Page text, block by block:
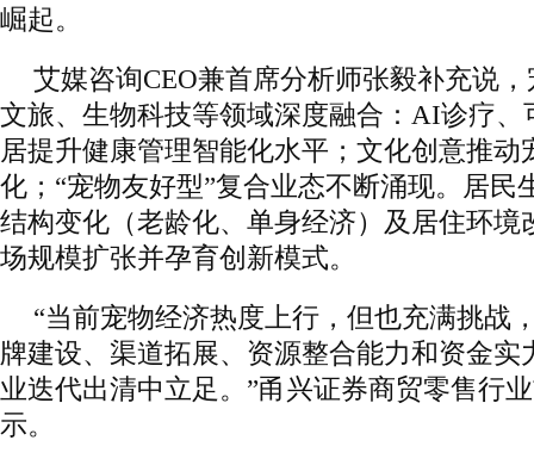
崛起。
艾媒咨询CEO兼首席分析师张毅补充说
文旅、生物科技等领域深度融合：AI诊疗、
居提升健康管理智能化水平；文化创意推动
化；“宠物友好型”复合业态不断涌现。居民
结构变化（老龄化、单身经济）及居住环境
场规模扩张并孕育创新模式。
“当前宠物经济热度上行，但也充满挑战
牌建设、渠道拓展、资源整合能力和资金实
业迭代出清中立足。”甬兴证券商贸零售行
示。